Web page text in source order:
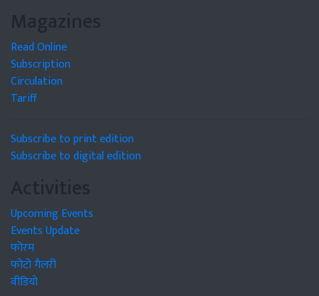
Magazines
Read Online
Subscription
Circulation
Tariff
Subscribe to print edition
Subscribe to digital edition
Activities
Upcoming Events
Events Update
फोरम
फोटो गैलरी
वीडियो